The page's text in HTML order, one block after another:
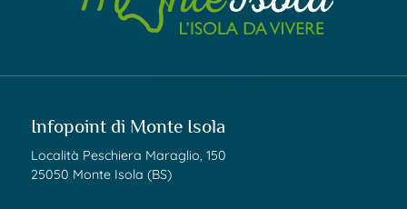
Infopoint di Monte Isola
Località Peschiera Maraglio, 150
25050 Monte Isola (BS)